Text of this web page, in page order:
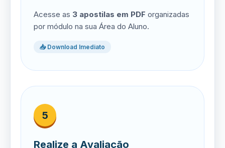
Acesse as 3 apostilas em PDF organizadas
por módulo na sua Área do Aluno.
📥 Download Imediato
5
Realize a Avaliação